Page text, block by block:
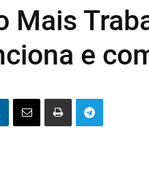
Mais
e